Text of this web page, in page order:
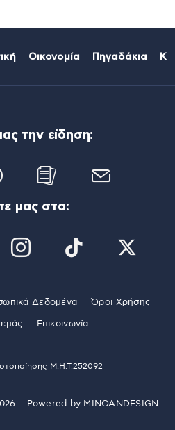
Οικονομία Πηγαδάκια
την είδηση:
μας στα:
Δεδομένα Όροι Χρήσης
εμάς Επικοινωνία
Μ.Η.Τ.252092
– Powered by MINOANDESIGN